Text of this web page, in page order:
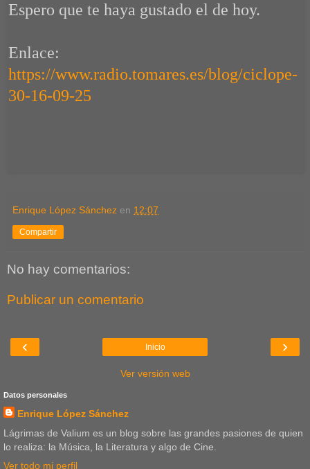
Espero que te haya gustado el de hoy.
Enlace:
https://www.radio.tomares.es/blog/ciclope-
30-16-09-25
Enrique López Sánchez en 12:07
Compartir
No hay comentarios:
Publicar un comentario
‹ ›
Inicio
Ver versión web
Datos personales
Enrique López Sánchez
Lágrimas de Valium es un blog sobre las grandes pasiones de quien
lo realiza: la Música, la Literatura y algo de Cine.
Ver todo mi perfil